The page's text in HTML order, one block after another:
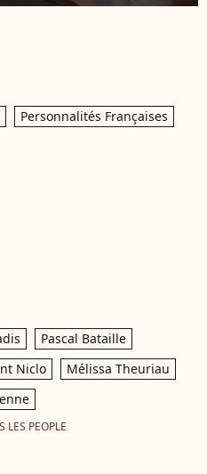
Personnalités Françaises
Pascal Bataille
Niclo
Mélissa Theuriau
LES PEOPLE